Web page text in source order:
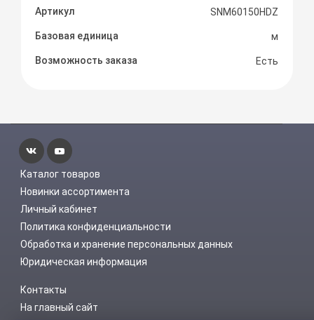
Артикул SNM60150HDZ
Базовая единица м
Возможность заказа Есть
Каталог товаров
Новинки ассортимента
Личный кабинет
Политика конфиденциальности
Обработка и хранение персональных данных
Юридическая информация
Контакты
На главный сайт